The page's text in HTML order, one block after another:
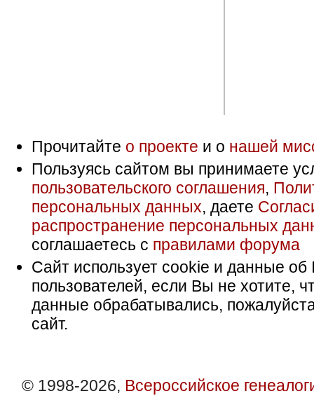
Прочитайте о проекте и о нашей
Пользуясь сайтом вы принимаете
пользовательского соглашения,
персональных данных, даете
распространение персональных
соглашаетесь с правилами форума
Сайт использует cookie и данные об
пользователей, если Вы не хотите,
данные обрабатывались,
сайт.
© 1998-2026, Всероссийское